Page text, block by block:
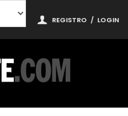
REGISTRO / LOGIN